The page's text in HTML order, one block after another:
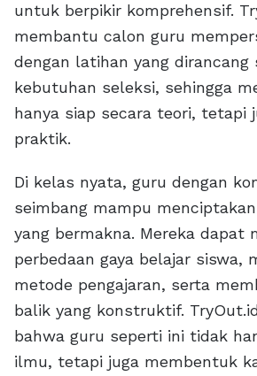
untuk berpikir komprehensif.
membantu calon guru
dengan latihan yang dirancang
kebutuhan seleksi, sehingga
hanya siap secara teori, tetapi
praktik.
Di kelas nyata, guru dengan
seimbang mampu
yang bermakna. Mereka dapat
perbedaan gaya belajar siswa,
metode pengajaran, serta
balik yang konstruktif.
bahwa guru seperti ini tidak
ilmu, tetapi juga membentuk